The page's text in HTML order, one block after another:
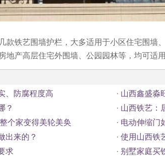
款铁艺围墙护栏，大多适用于小区住宅围墙
地产高层住宅外围墙、公园园林等，均可适
、防腐程度高 · 山西鑫盛淼
？ · 山西铁艺：
个家变得美轮美奂 · 电动伸缩门
出来的？ · 使用山西铁
求 · 别墅家庭买